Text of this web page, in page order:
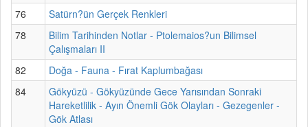
76
Satürn?ün Gerçek Renkleri
78
Bilim Tarihinden Notlar - Ptolemaios?un Bilimsel
Çalışmaları II
82
Doğa - Fauna - Fırat Kaplumbağası
84
Gökyüzü - Gökyüzünde Gece Yarısından Sonraki
Hareketlilik - Ayın Önemli Gök Olayları - Gezegenler -
Gök Atlası